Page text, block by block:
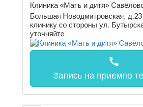
Клиника «Мать и дитя»
Большая Новодмитровская, д.23
клинику со стороны ул.
уточняйте
call
Запись на приемпо